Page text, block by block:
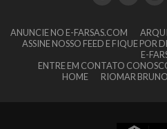
ANUNCIE NO E-FARSAS.COM
ASSINE NOSSO FEED E FIQUE
E-
ENTRE EM CONTATO
HOME
RIOMAR BRUNO